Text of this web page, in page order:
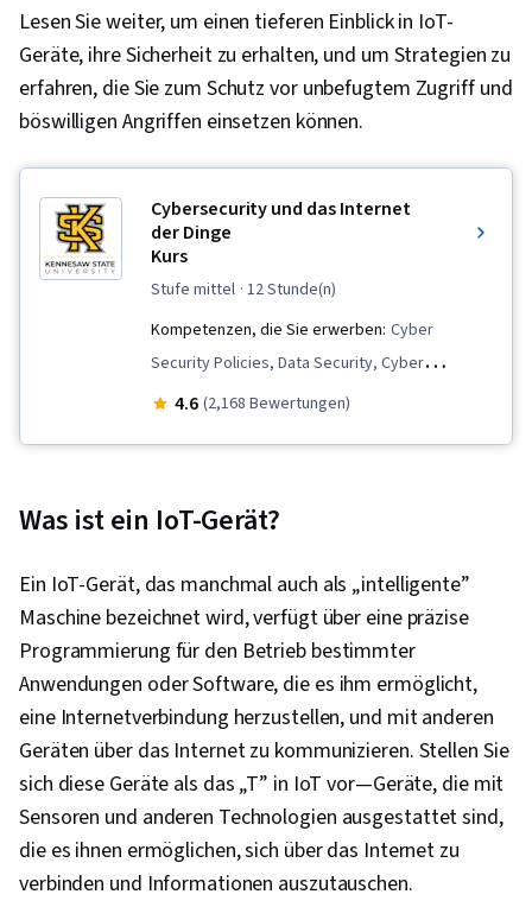
Lesen Sie weiter, um einen tieferen Einblick in IoT-
Geräte, ihre Sicherheit zu erhalten, und um Strategien zu
erfahren, die Sie zum Schutz vor unbefugtem Zugriff und
böswilligen Angriffen einsetzen können.
Cybersecurity und das Internet
der Dinge
Kurs
stufe mittel · 12 Stunde(n)
Kompetenzen, die Sie erwerben: Cyber
Security Policies, Data Security, Cyber
Engineering, Cyber Attacks, Cyber Security
Things, Cybersecurity
4.6 (2,168 Bewertungen)
Was ist ein IoT-Gerät?
Ein IoT-Gerät, das manchmal auch als „intelligente”
Maschine bezeichnet wird, verfügt über eine präzise
Programmierung für den Betrieb bestimmter
Anwendungen oder Software, die es ihm ermöglicht,
eine Internetverbindung herzustellen, und mit anderen
Geräten über das Internet zu kommunizieren. Stellen Sie
sich diese Geräte als das „T” in IoT vor—Geräte, die mit
Sensoren und anderen Technologien ausgestattet sind,
die es ihnen ermöglichen, sich über das Internet zu
verbinden und Informationen auszutauschen.